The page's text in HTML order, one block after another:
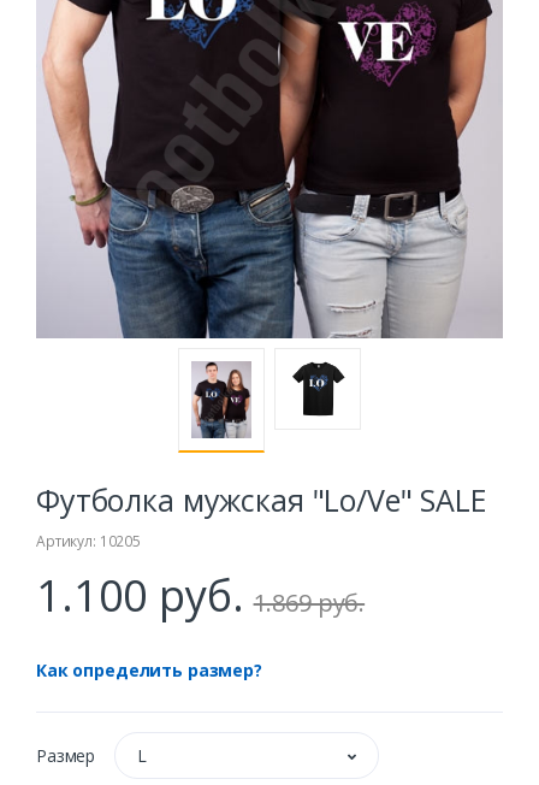
Футболка мужская "Lo/Ve" SALE
Артикул: 10205
1.100 руб. 1.869 руб.
Как определить размер?
Размер L